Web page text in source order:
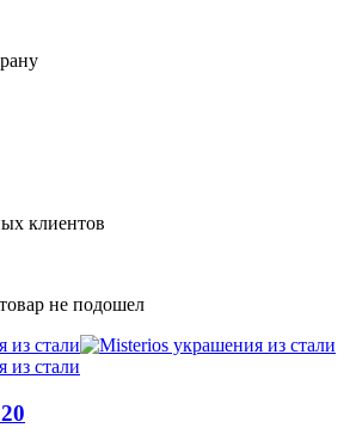
клиентов
не подошел